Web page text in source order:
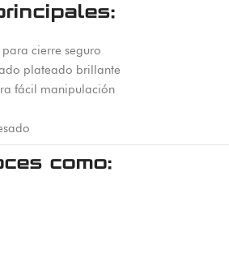
cierre seguro
plateado brillante
fácil manipulación
como: